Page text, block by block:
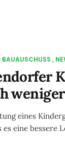
BAUAUSCHUSS
eines
eine bessere